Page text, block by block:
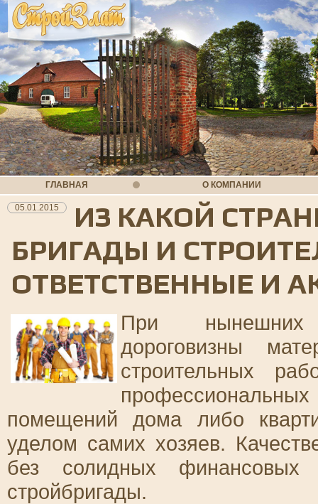
ГЛАВНАЯ О КОМПАНИИ
05.01.2015
ИЗ КАКОЙ
БРИГАДЫ И
ОТВЕТСТВЕННЫЕ И
При нынешних
дороговизны
строительных
помещений дома либо
уделом самих хозяев.
без солидных финансовых
стройбригады.